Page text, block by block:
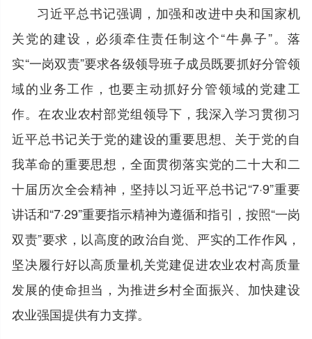
习近平总书记强调，加强和改进中央和国家机
关党的建设，必须牵住责任制这个“牛鼻子”。落
实“一岗双责”要求各级领导班子成员既要抓好分管领
域的业务工作，也要主动抓好分管领域的党建工
作。在农业农村部党组领导下，我深入学习贯彻习
近平总书记关于党的建设的重要思想、关于党的自
我革命的重要思想，全面贯彻落实党的二十大和二
十届历次全会精神，坚持以习近平总书记“7·9”重要
讲话和“7·29”重要指示精神为遵循和指引，按照“一岗
双责”要求，以高度的政治自觉、严实的工作作风，
坚决履行好以高质量机关党建促进农业农村高质量
发展的使命担当，为推进乡村全面振兴、加快建设
农业强国提供有力支撑。